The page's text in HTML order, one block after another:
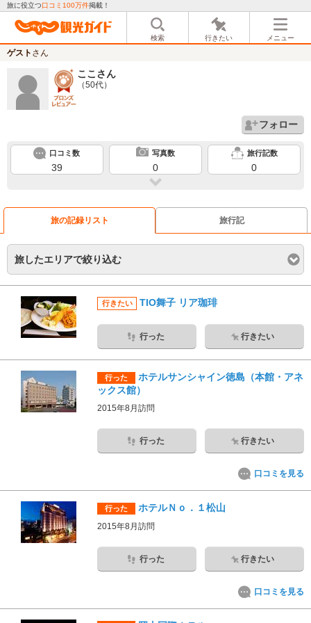
旅に役立つ口コミ100万件掲載！
検索 行きたい メニュー
ゲスト さん
ここ さん
（50代）
フォロー
口コミ数
39
写真数
0
旅行記数
0
旅の記録リスト 旅行記
旅したエリアで絞り込む
行きたい TIO舞子 リア珈琲
行った 行きたい
行った
ホテルサンシャイン徳島（本館・アネ
ックス館）
2015年8月訪問
行った 行きたい
口コミを見る
行った ホテルＮｏ．１松山
2015年8月訪問
行った 行きたい
口コミを見る